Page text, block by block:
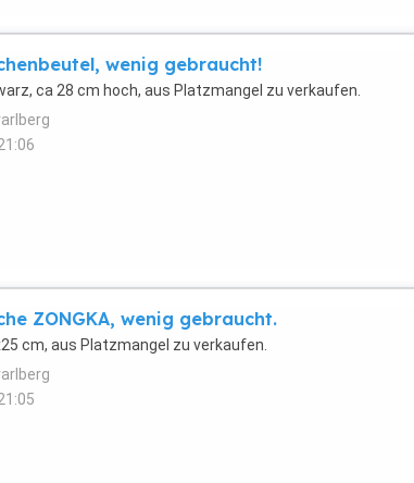
wenig gebraucht!
ca 28 cm hoch, aus Platzmangel zu verkaufen.
ZONGKA, wenig gebraucht.
cm, aus Platzmangel zu verkaufen.